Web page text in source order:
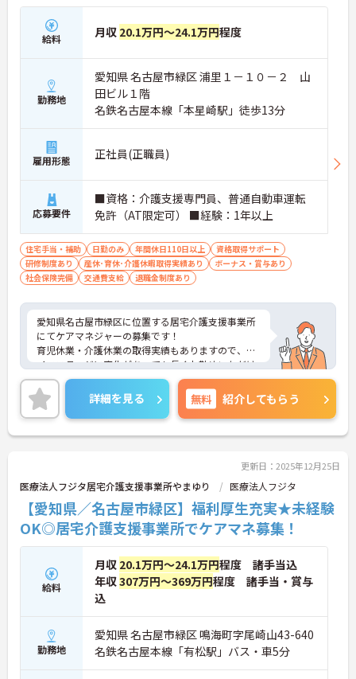
給料 月収 20.1万円～24.1万円程度
勤務地
愛知県 名古屋市緑区 浦里１－１０－２ 山
田ビル１階
名鉄名古屋本線「本星崎駅」徒歩13分
雇用形態 正社員(正職員)
応募要件
■資格：介護支援専門員、普通自動車運転
免許（AT限定可） ■経験：1年以上
住宅手当・補助 日勤のみ 年間休日110日以上
資格取得サポート
研修制度あり
産休･育休･介護休暇取得実績あり
ボーナス・賞与あり
社会保険完備
交通費支給 退職金制度あり
愛知県名古屋市緑区に位置する居宅介護支援事業所
にてケアマネジャーの募集です！
育児休業・介護休業の取得実績もありますので、ラ
イフステージに変化があっても長くお勤めいただけ
ます。
ご興味ある方には、面接対策ポイントなど、さらに
詳細をお話しいたしますのでお気軽にご相談くださ
い！
詳細を見る 無料 紹介してもらう
更新日：2025年12月25日
医療法人フジタ居宅介護支援事業所やまゆり 医療法人フジタ
【愛知県／名古屋市緑区】福利厚生充実★未経験
OK◎居宅介護支援事業所でケアマネ募集！
給料
月収 20.1万円～24.1万円程度 諸手当込
年収307万円～369万円程度 諸手当・賞与
込
勤務地
愛知県 名古屋市緑区 鳴海町字尾崎山43-640
名鉄名古屋本線「有松駅」バス・車5分